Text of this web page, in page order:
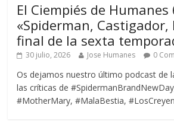
El Ciempiés de Humanes
«Spiderman, Castigador,
final de la sexta
30 julio, 2026 Jose Humanes 0
Os dejamos nuestro último podcast de
las críticas de
#MotherMary, #MalaBestia,